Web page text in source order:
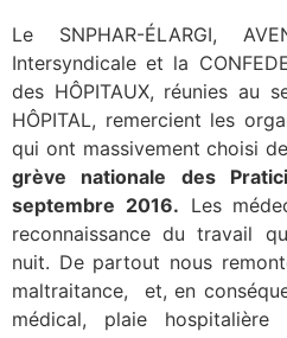
Le SNPHAR-ÉLARGI,
Intersyndicale et la
des HÔPITAUX, réunies au
HÔPITAL, remercient les
qui ont massivement choisi
grève nationale des
septembre 2016. Les
reconnaissance du travail
nuit. De partout nous
maltraitance, et, en
médical, plaie